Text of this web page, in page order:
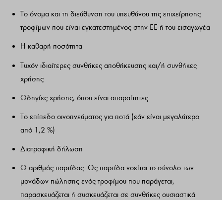
Το όνομα και τη διεύθυνση του υπευθύνου της επιχείρησης
τροφίμων που είναι εγκατεστημένος στην ΕΕ ή του εισαγωγέα
Η καθαρή ποσότητα
Τυχόν ιδιαίτερες συνθήκες αποθήκευσης και/ή συνθήκες
χρήσης
Οδηγίες χρήσης, όπου είναι απαραίτητες
Το επίπεδο οινοπνεύματος για ποτά (εάν είναι μεγαλύτερο
από 1,2 %)
Διατροφική δήλωση
Ο αριθμός παρτίδας. Ως παρτίδα νοείται το σύνολο των
μονάδων πώλησης ενός τροφίμου που παράγεται,
παρασκευάζεται ή συσκευάζεται σε συνθήκες ουσιαστικά